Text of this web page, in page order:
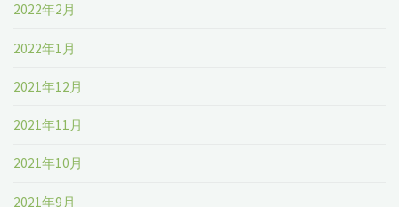
2022年2月
2022年1月
2021年12月
2021年11月
2021年10月
2021年9月